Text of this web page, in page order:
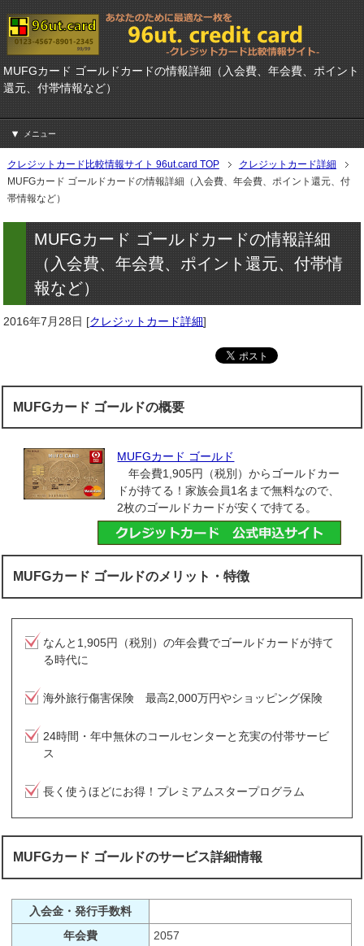
MUFGカード ゴールドカードの情報詳細（入会費、年会費、ポイント
還元、付帯情報など）
メニュー
クレジットカード比較情報サイト 96ut.card TOP
クレジットカード詳細
MUFGカード ゴールドカードの情報詳細（入会費、年会費、ポイント還元、付
帯情報など）
MUFGカード ゴールドカードの情報詳細
（入会費、年会費、ポイント還元、付帯情
報など）
2016年7月28日 [クレジットカード詳細]
MUFGカード ゴールドの概要
MUFGカード ゴールド
年会費1,905円（税別）からゴールドカー
ドが持てる！家族会員1名まで無料なので、
2枚のゴールドカードが安くで持てる。
MUFGカード ゴールドのメリット・特徴
なんと1,905円（税別）の年会費でゴールドカードが持て
る時代に
海外旅行傷害保険 最高2,000万円やショッピング保険
24時間・年中無休のコールセンターと充実の付帯サービ
ス
長く使うほどにお得！プレミアムスタープログラム
MUFGカード ゴールドのサービス詳細情報
入会金・発行手数料
年会費
2057